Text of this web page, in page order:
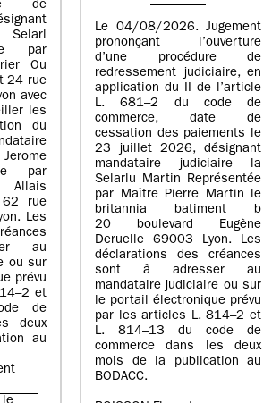
de
Selarl
par
Ou
24 rue
avec
les
du
par
62 rue
Les
au
ou sur
prévu
et
de
deux
au
Le 04/08/2026. Jugement
prononçant l’ouverture
d’une procédure de
redressement judiciaire, en
application du II de l’article
L. 681–2 du code de
commerce, date de
cessation des paiements le
23 juillet 2026, désignant
mandataire judiciaire la
Selarlu Martin Représentée
par Maître Pierre Martin le
britannia batiment b
20 boulevard Eugène
Deruelle 69003 Lyon. Les
déclarations des créances
sont à adresser au
mandataire judiciaire ou sur
le portail électronique prévu
par les articles L. 814–2 et
L. 814–13 du code de
commerce dans les deux
mois de la publication au
BODACC.